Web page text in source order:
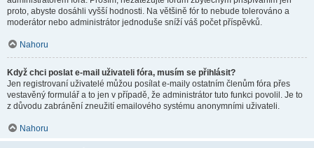
proto, abyste dosáhli vyšší hodnosti. Na většině fór to nebude tolerováno a
moderátor nebo administrátor jednoduše sníží váš počet příspěvků.
Nahoru
Když chci poslat e-mail uživateli fóra, musím se přihlásit?
Jen registrovaní uživatelé můžou posílat e-maily ostatním členům fóra přes
vestavěný formulář a to jen v případě, že administrátor tuto funkci povolil. Je to
z důvodu zabránění zneužití emailového systému anonymními uživateli.
Nahoru